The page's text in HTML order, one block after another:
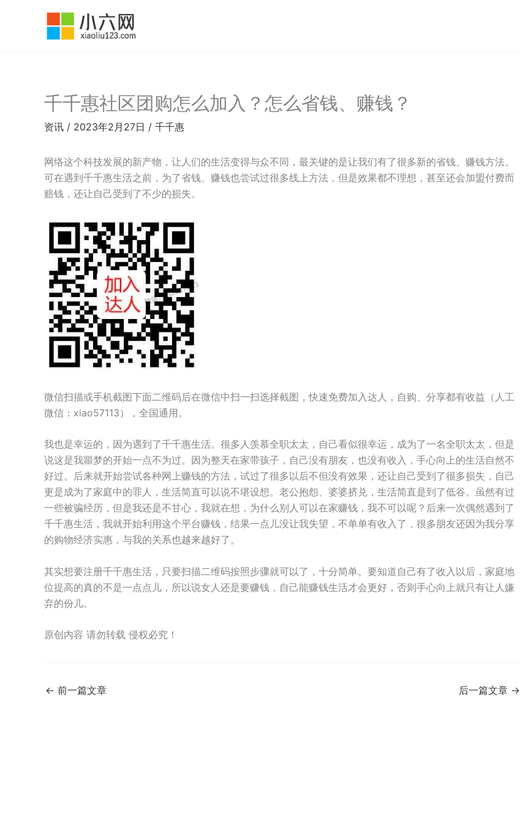
千千惠社区团购怎么加入？怎么省钱、赚钱？
资讯 / 2023年2月27日 / 千千惠
网络这个科技发展的新产物，让人们的生活变得与众不同，最关键的是让我们有了很多新的省钱、赚钱方法。
可在遇到千千惠生活之前，为了省钱、赚钱也尝试过很多线上方法，但是效果都不理想，甚至还会加盟付费而
赔钱，还让自己受到了不少的损失。
微信扫描或手机截图下面二维码后在微信中扫一扫选择截图，快速免费加入达人，自购、分享都有收益（人工
微信：xiao57113），全国通用。
我也是幸运的，因为遇到了千千惠生活。很多人羡慕全职太太，自己看似很幸运，成为了一名全职太太，但是
说这是我噩梦的开始一点不为过。因为整天在家带孩子，自己没有朋友，也没有收入，手心向上的生活自然不
好过。后来就开始尝试各种网上赚钱的方法，试过了很多以后不但没有效果，还让自己受到了很多损失，自己
更是成为了家庭中的罪人，生活简直可以说不堪设想。老公抱怨、婆婆挤兑，生活简直是到了低谷。虽然有过
一些被骗经历，但是我还是不甘心，我就在想，为什么别人可以在家赚钱，我不可以呢？后来一次偶然遇到了
千千惠生活，我就开始利用这个平台赚钱，结果一点儿没让我失望，不单单有收入了，很多朋友还因为我分享
的购物经济实惠，与我的关系也越来越好了。
其实想要注册千千惠生活，只要扫描二维码按照步骤就可以了，十分简单。要知道自己有了收入以后，家庭地
位提高的真的不是一点点儿，所以说女人还是要赚钱，自己能赚钱生活才会更好，否则手心向上就只有让人嫌
弃的份儿。
原创内容 请勿转载 侵权必究！
← 前一篇文章 后一篇文章 →